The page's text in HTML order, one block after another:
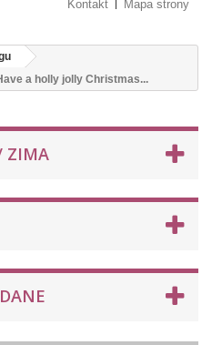
Kontakt Mapa strony
a holly jolly Christmas...
ZIMA